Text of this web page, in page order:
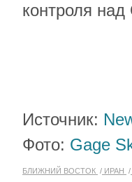
контроля
Источник:
Фото: Gage
БЛИЖНИЙ ВОСТОК ИРАН